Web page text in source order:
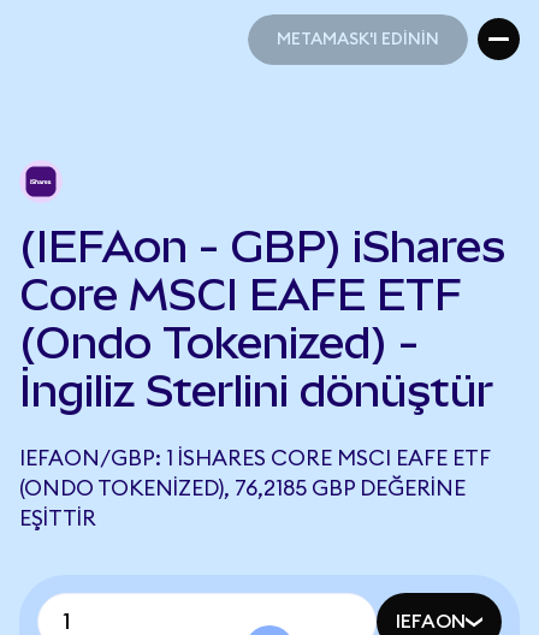
METAMASK'I EDİNİN
(IEFAon - GBP) iShares
Core MSCI EAFE ETF
(Ondo Tokenized) -
İngiliz Sterlini dönüştür
IEFAON/GBP: 1 ISHARES CORE MSCI EAFE ETF
(ONDO TOKENIZED), 76,2185 GBP DEĞERINE
EŞITTIR
IEFAON